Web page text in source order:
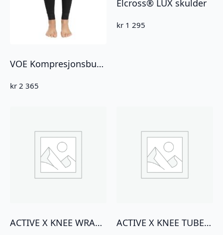
VOE Kompresjonsbukse ankellengde (3011)
kr 2 365
Elcross® LUX skulder
kr 1 295
ACTIVE X KNEE WRAP DOUBLE AXIS JOINT ACTIVE X KNEE TUBE DOUBLE AXIS JOINT